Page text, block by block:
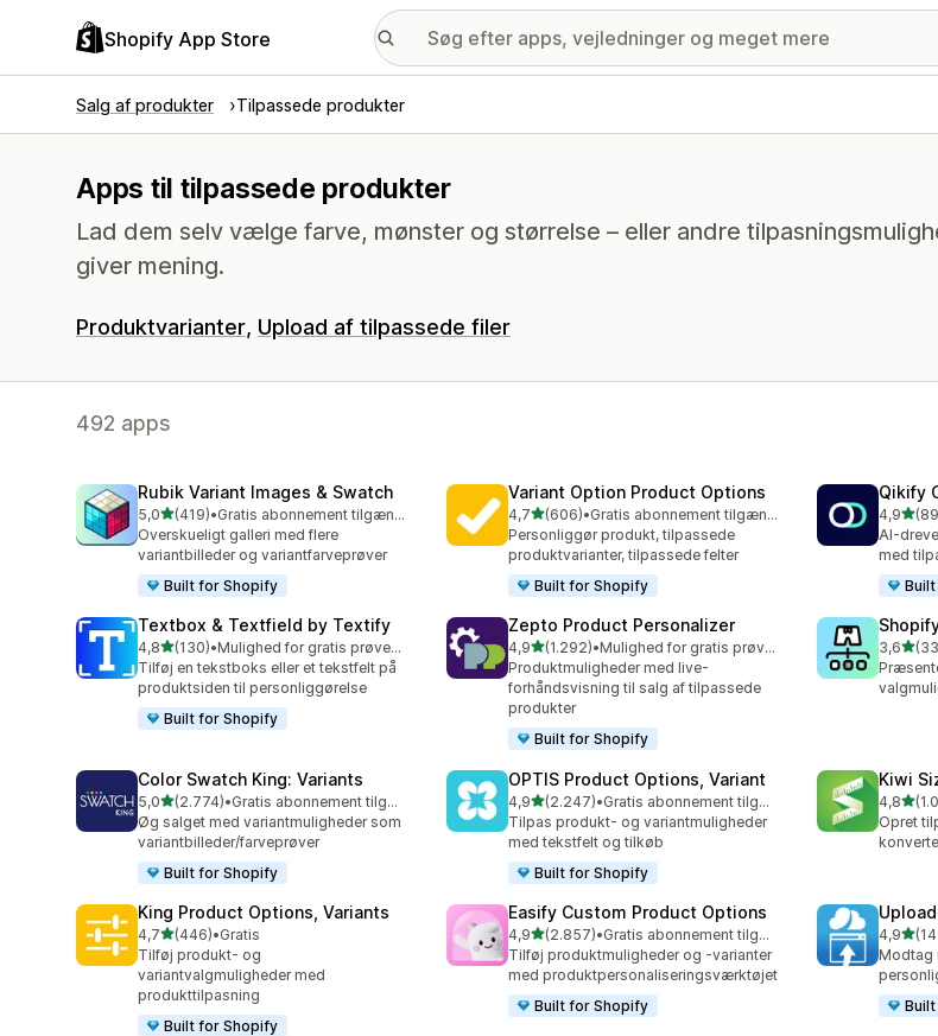
Shopify App Store
Salg af produkter Tilpassede produkter
Apps til tilpassede produkter
Lad dem selv vælge farve, mønster og størrelse – eller andre
giver mening.
Produktvarianter Upload af tilpassede filer
492 apps
Rubik Variant Images & Swatch
5,0ud af 5 stjerner
(419)
419 anmeldelser i alt
•
Gratis abonnement tilgængeligt
Overskueligt galleri med flere
variantbilleder og variantfarveprøver
Built for Shopify
Variant Option Product Options
4,7ud af 5 stjerner
(606)
606 anmeldelser i alt
•
Gratis abonnement tilgængeligt
Personliggør produkt, tilpassede
produktvarianter, tilpassede felter
Built for Shopify
Qikify
4,9ud af
899
AI-
med
Textbox & Textfield by Textify
4,8ud af 5 stjerner
(130)
130 anmeldelser i alt
•
Mulighed for gratis prøveperiode
Tilføj en tekstboks eller et tekstfelt på
produktsiden til personliggørelse
Built for Shopify
Zepto Product Personalizer
4,9ud af 5 stjerner
(1.292)
1292 anmeldelser i alt
•
Mulighed for gratis prøveperiode
Produktmuligheder med live-
forhåndsvisning til salg af tilpassede
produkter
Built for Shopify
3,6ud af
33
Color Swatch King: Variants
5,0ud af 5 stjerner
(2.774)
2774 anmeldelser i alt
•
Gratis abonnement tilgængeligt
Øg salget med variantmuligheder som
variantbilleder/farveprøver
Built for Shopify
OPTIS Product Options, Variant
4,9ud af 5 stjerner
(2.247)
2247 anmeldelser i alt
•
Gratis abonnement tilgængeligt
Tilpas produkt- og variantmuligheder
med tekstfelt og tilkøb
Built for Shopify
Kiwi
4,8ud af
1090
Opret
King Product Options, Variants
4,7ud af 5 stjerner
(446)
446 anmeldelser i alt
•Gratis
Tilføj produkt- og
variantvalgmuligheder med
produkttilpasning
Built for Shopify
Easify Custom Product Options
4,9ud af 5 stjerner
(2.857)
2857 anmeldelser i alt
•
Gratis abonnement tilgængeligt
Tilføj produktmuligheder og -varianter
med produktpersonaliseringsværktøjet
Built for Shopify
4,9ud af
145
Modtag